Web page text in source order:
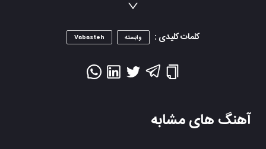
دو روزه از من فاصلت ببین چقده شکسته شدم
روزایی که فکر میکنم یکی رو آوردی وسط
کلمات کلیدی : وابسته Vabasteh
آهنگ های مشابه